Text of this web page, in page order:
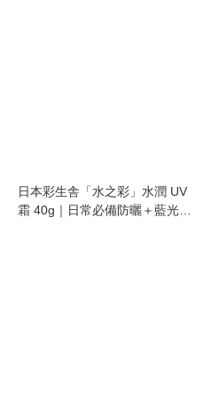
日本彩生舎「水之彩」水潤 UV
霜 40g｜日常必備防曬＋藍光守